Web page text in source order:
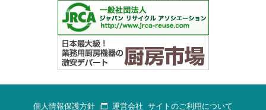
個人情報保護方針 運営会社 サイトのご利用について